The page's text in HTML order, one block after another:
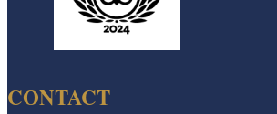
CONTACT